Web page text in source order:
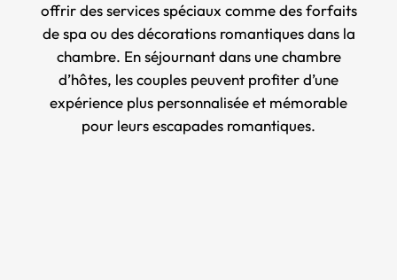
offrir des services spéciaux comme des forfaits
de spa ou des décorations romantiques dans la
chambre. En séjournant dans une chambre
d’hôtes, les couples peuvent profiter d’une
expérience plus personnalisée et mémorable
pour leurs escapades romantiques.